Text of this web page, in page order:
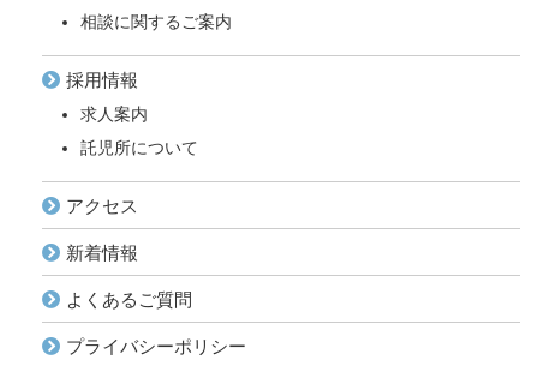
相談に関するご案内
採用情報
求人案内
託児所について
アクセス
新着情報
よくあるご質問
プライバシーポリシー